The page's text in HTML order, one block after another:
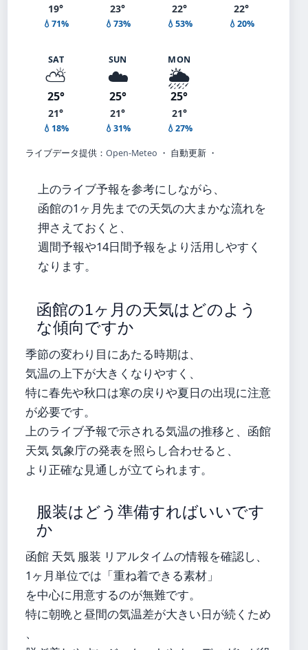
19°
💧71%
23°
💧73%
22°
💧53%
22°
💧20%
SAT
⛅
25°
21°
💧18%
SUN
☁️
25°
21°
💧31%
MON
🌦️
25°
21°
💧27%
ライブデータ提供： Open-Meteo ・ 自動更新 ・
上のライブ予報を参考にしながら、
函館の1ヶ月先までの天気の大まかな流れを
押さえておくと、
週間予報や14日間予報をより活用しやすく
なります。
函館の1ヶ月の天気はどのよう
な傾向ですか
季節の変わり目にあたる時期は、
気温の上下が大きくなりやすく、
特に春先や秋口は寒の戻りや夏日の出現に注意
が必要です。
上のライブ予報で示される気温の推移と、函館
天気 気象庁の発表を照らし合わせると、
より正確な見通しが立てられます。
服装はどう準備すればいいです
か
函館 天気 服装 リアルタイムの情報を確認し、
1ヶ月単位では「重ね着できる素材」
を中心に用意するのが無難です。
特に朝晩と昼間の気温差が大きい日が続くため
、